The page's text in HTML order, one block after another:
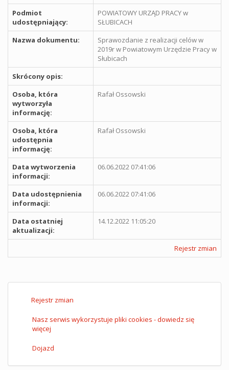
Podmiot
udostępniający:
POWIATOWY URZĄD PRACY w
SŁUBICACH
Nazwa dokumentu:
Sprawozdanie z realizacji celów w
2019r w Powiatowym Urzędzie Pracy w
Słubicach
Skrócony opis:
Osoba, która
wytworzyła
informację:
Rafał Ossowski
Osoba, która
udostępnia
informację:
Rafał Ossowski
Data wytworzenia
informacji:
06.06.2022 07:41:06
Data udostępnienia
informacji:
06.06.2022 07:41:06
Data ostatniej
aktualizacji:
14.12.2022 11:05:20
Rejestr zmian
Rejestr zmian
Nasz serwis wykorzystuje pliki cookies - dowiedz się
więcej
Dojazd